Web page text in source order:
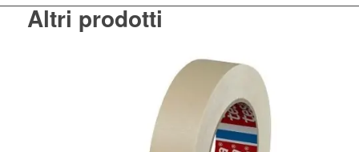
Altri prodotti